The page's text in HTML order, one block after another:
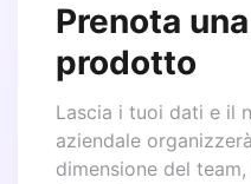
Prenota
prodotto
Lascia i tuoi dati e il
aziendale
dimensione del